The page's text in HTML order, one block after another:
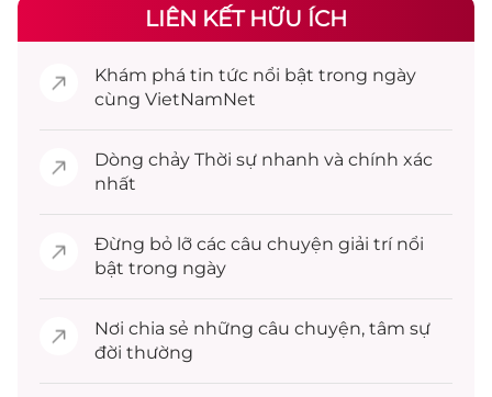
LIÊN KẾT HỮU ÍCH
Khám phá tin tức nổi bật trong ngày
cùng VietNamNet
Dòng chảy Thời sự nhanh và chính xác
nhất
Đừng bỏ lỡ các câu chuyện giải trínổi
bật trong ngày
Nơi chia sẻ những câu chuyện, tâm sự
đời thường